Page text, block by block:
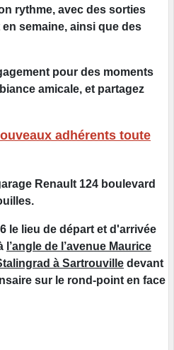
rythme, avec des sorties
semaine, ainsi que des
pour des moments
amicale, et partagez
adhérents toute
Renault 124 boulevard
le lieu de départ et d'arrivée
l’angle de l’avenue Maurice
à Sartrouville devant
sur le rond-point en face